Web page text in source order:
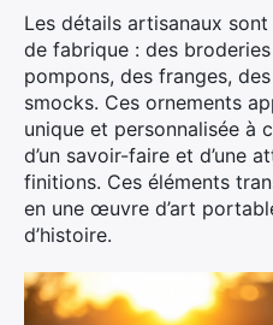
Les détails artisanaux
de fabrique : des
pompons, des franges,
smocks. Ces ornements
unique et personnalisée à
d’un savoir-faire et d’une
finitions. Ces éléments
en une œuvre d’art
d’histoire.